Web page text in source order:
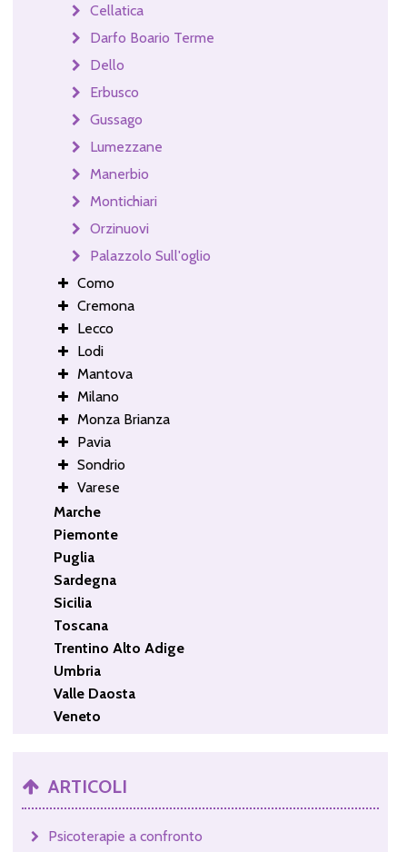
Cellatica
Darfo Boario Terme
Dello
Erbusco
Gussago
Lumezzane
Manerbio
Montichiari
Orzinuovi
Palazzolo Sull'oglio
Como
Cremona
Lecco
Lodi
Mantova
Milano
Monza Brianza
Pavia
Sondrio
Varese
Marche
Piemonte
Puglia
Sardegna
Sicilia
Toscana
Trentino Alto Adige
Umbria
Valle Daosta
Veneto
ARTICOLI
Psicoterapie a confronto